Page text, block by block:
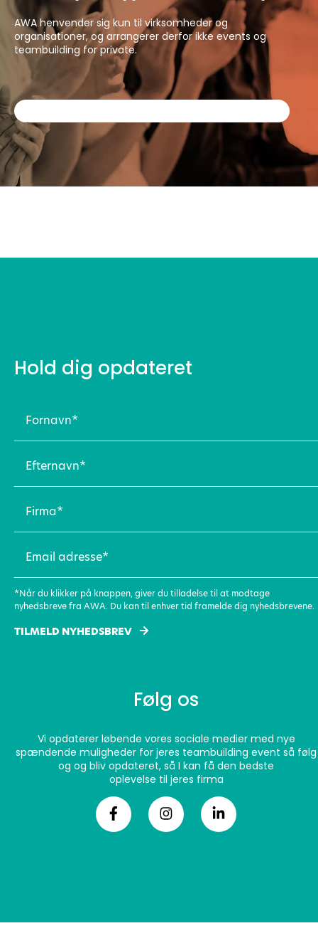
AWA henvender sig kun til virksomheder og
organisationer, og arrangerer derfor ikke events og
teambuilding for private.
Hold dig opdateret
(Påkrævet)
(Påkrævet)
(Påkrævet)
adresse
(Påkrævet)
*Når du klikker på knappen, giver du tilladelse til at modtage
nyhedsbreve fra AWA. Du kan til enhver tid framelde dig nyhedsbrevene.
TILMELD NYHEDSBREV
Følg os
Vi opdaterer løbende vores sociale medier med nye
spændende muligheder for jeres teambuilding event så følg
og og bliv opdateret, så I kan få den bedste
oplevelse til jeres firma